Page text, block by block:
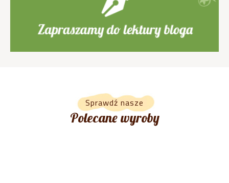
Sprawdź nasze
Polecane wyroby